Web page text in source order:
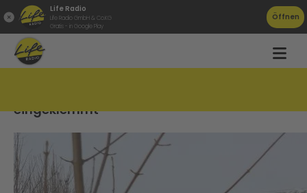
Life Radio
Life Radio GmbH & Co.KG
Gratis - in Google Play
Öffnen
eingeklemmt